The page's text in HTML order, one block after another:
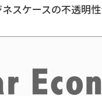
スケースの不透明性